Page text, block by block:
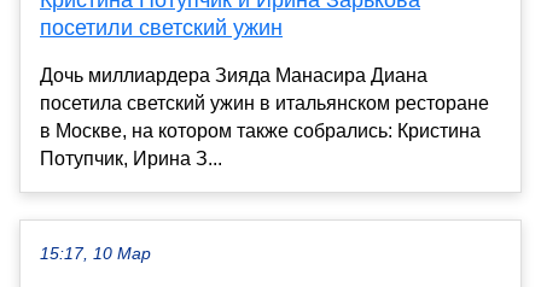
посетили светский ужин
Дочь миллиардера Зияда Манасира Диана
посетила светский ужин в итальянском ресторане
в Москве, на котором также собрались: Кристина
Потупчик, Ирина З...
15:17, 10 Мар